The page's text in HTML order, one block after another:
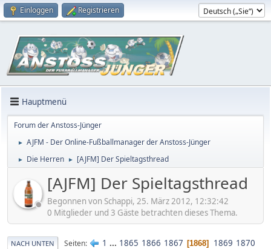
Einloggen Registrieren
Hauptmenü
Forum der Anstoss-Jünger
► AJFM - Der Online-Fußballmanager der Anstoss-Jünger
► Die Herren ► [AJFM] Der Spieltagsthread
[AJFM] Der Spieltagsthread
Begonnen von Schappi, 25. März 2012, 12:32:42
0 Mitglieder und 3 Gäste betrachten dieses Thema.
NACH UNTEN Seiten 1 ... 1865 1866 1867 1868 1869 1870